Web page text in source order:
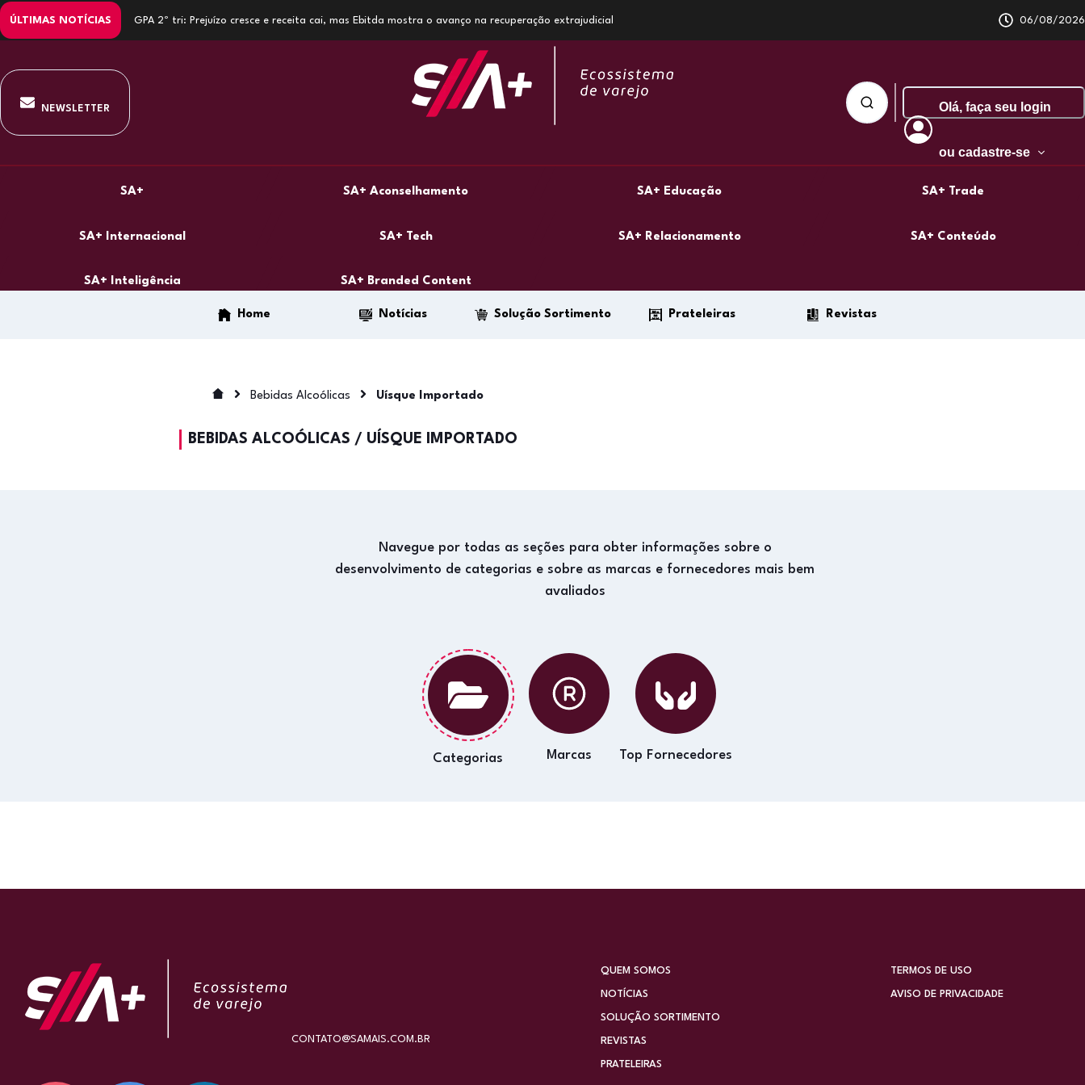
ÚLTIMAS NOTÍCIAS GPA 2º tri: Prejuízo cresce e receita cai, mas Ebitda mostra o avanço na recuperação extrajudicial 06/08/2026
NEWSLETTER Olá, faça seu login
ou cadastre-se
SA+ SA+ Aconselhamento SA+ Educação SA+ Trade
SA+ Internacional SA+ Tech SA+ Relacionamento SA+ Conteúdo
SA+ Inteligência SA+ Branded Content
Home Notícias Solução Sortimento Prateleiras Revistas
Bebidas Alcoólicas Uísque Importado
BEBIDAS ALCOÓLICAS / UÍSQUE IMPORTADO
Navegue por todas as seções para obter informações sobre o
desenvolvimento de categorias e sobre as marcas e fornecedores mais bem
avaliados
Categorias Marcas Top Fornecedores
CONTATO@SAMAIS.COM.BR
QUEM SOMOS
NOTÍCIAS
SOLUÇÃO SORTIMENTO
REVISTAS
PRATELEIRAS
TERMOS DE USO
AVISO DE PRIVACIDADE